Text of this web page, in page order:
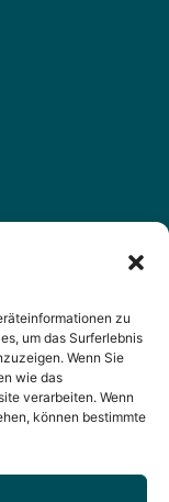
zu
um das Surferlebnis
Wenn Sie
wie das
verarbeiten. Wenn
können bestimmte